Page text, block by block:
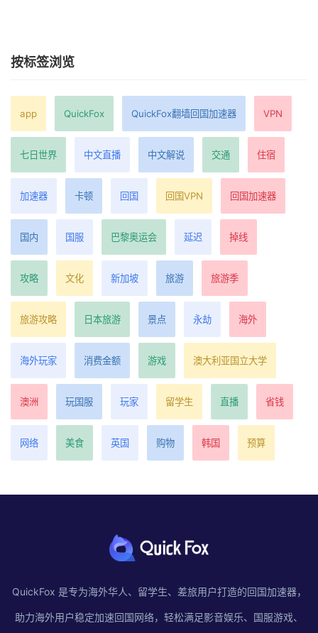
按标签浏览
app QuickFox QuickFox翻墙回国加速器 VPN
七日世界 中文直播 中文解说 交通 住宿
加速器 卡顿 回国 回国VPN 回国加速器
国内 国服 巴黎奥运会 延迟 掉线
攻略 文化 新加坡 旅游 旅游季
旅游攻略 日本旅游 景点 永劫 海外
海外玩家 消费金额 游戏 澳大利亚国立大学
澳洲 玩国服 玩家 留学生 直播 省钱
网络 美食 英国 购物 韩国 预算
QuickFox 是专为海外华人、留学生、差旅用户打造的回国加速器，
助力海外用户稳定加速回国网络，轻松满足影音娱乐、国服游戏、